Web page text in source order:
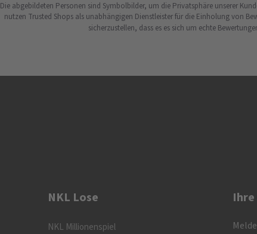
Die abgebildeten Personen sind Symbolbilder, um die Privatsphäre unserer
nutzen Trusted Shops als unabhängigen Dienstleister für die Einholung von
sicherzustellen, dass es es sich um echte
NKL Lose
NKL Millionenspiel